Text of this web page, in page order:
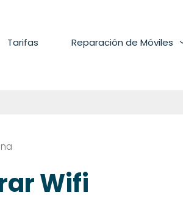
Tarifas Reparación de Móviles
Wifi